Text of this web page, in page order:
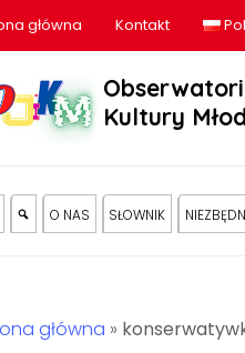
główna Kontakt
Kultury
O NAS SŁOWNIK
główna »